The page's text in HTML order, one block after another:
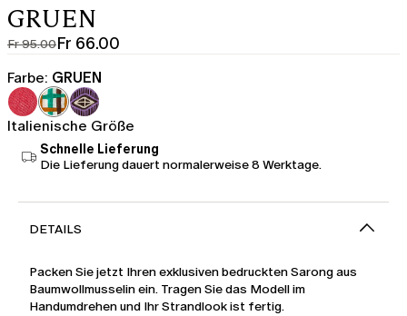
GRUEN
Fr 95.00
Ursprünglicher
Preis
Fr
95.00
Fr 66.00
Aktueller
Preis
Fr
66.00
Farbe: GRUEN
Italienische Größe
Schnelle Lieferung
Die Lieferung dauert normalerweise 8 Werktage.
DETAILS
Packen Sie jetzt Ihren exklusiven bedruckten Sarong aus
Baumwollmusselin ein. Tragen Sie das Modell im
Handumdrehen und Ihr Strandlook ist fertig.